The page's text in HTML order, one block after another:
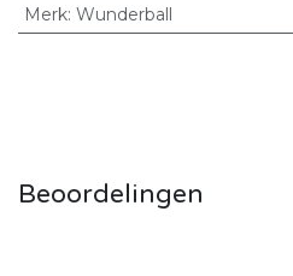
Merk: Wunderball
Beoordelingen